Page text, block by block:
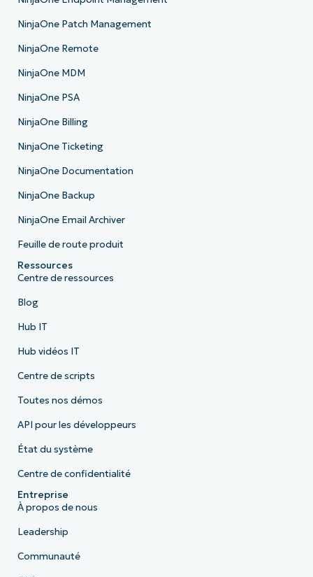
NinjaOne Patch Management
NinjaOne Remote
NinjaOne MDM
NinjaOne PSA
NinjaOne Billing
NinjaOne Ticketing
NinjaOne Documentation
NinjaOne Backup
NinjaOne Email Archiver
Feuille de route produit
Ressources
Centre de ressources
Blog
Hub IT
Hub vidéos IT
Centre de scripts
Toutes nos démos
API pour les développeurs
État du système
Centre de confidentialité
Entreprise
À propos de nous
Leadership
Communauté